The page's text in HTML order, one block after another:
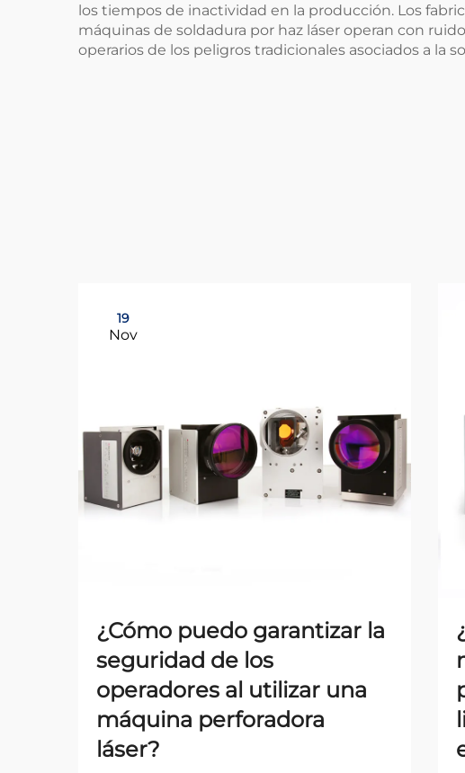
los tiempos de inactividad en la producción. Los
máquinas de soldadura por haz láser operan con
operarios de los peligros tradicionales asociados a la
19
Nov
¿Cómo puedo garantizar la
seguridad de los
operadores al utilizar una
máquina perforadora
láser?